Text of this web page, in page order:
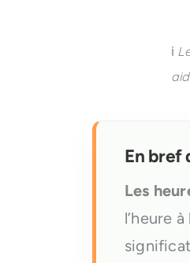
ℹ️
En bref
Les
l’heure